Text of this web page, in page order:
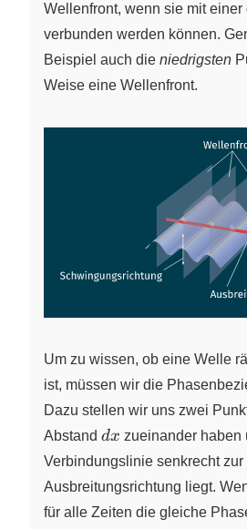
Wellenfront, wenn sie mit
verbunden werden können.
Beispiel auch die niedrigsten
Weise eine Wellenfront.
Um zu wissen, ob eine Welle
ist, müssen wir die
Dazu stellen wir uns zwei
Abstand dx
dx zueinander haben
Verbindungslinie senkrecht zur
Ausbreitungsrichtung liegt.
für alle Zeiten die gleiche